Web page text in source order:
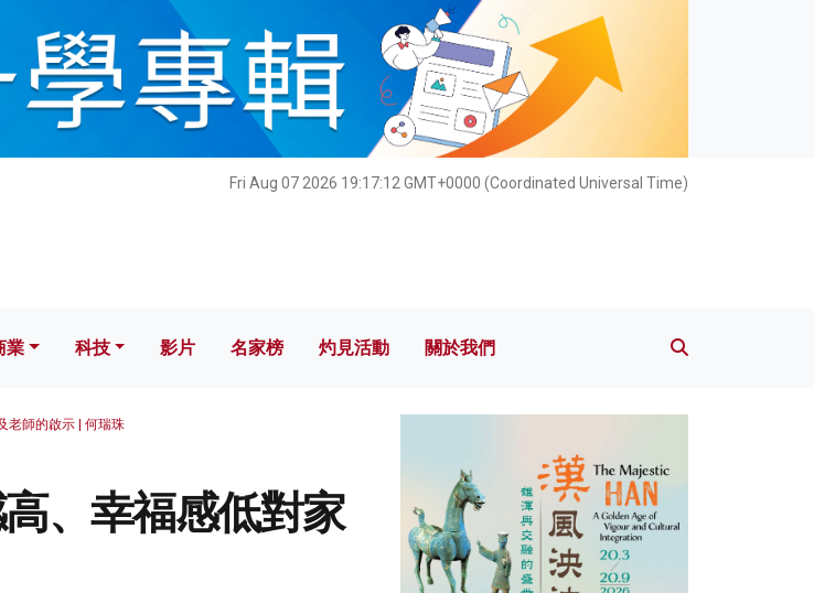
Fri Aug 07 2026 19:17:14 GMT+0000 (Coordinated Universal Time)
科技 影片 名家榜 灼見活動 關於我們
業 科技 影片 名家榜 灼見活動 關於我們
老師的啟示 | 何瑞珠
、幸福感低對家